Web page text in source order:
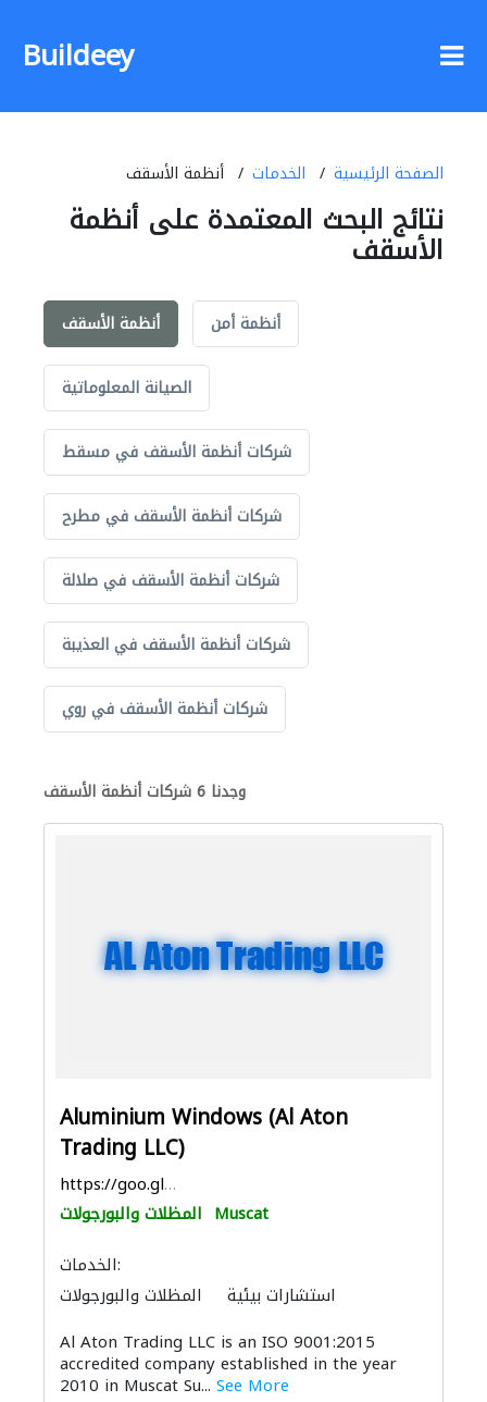
Buildeey
الصفحة الرئيسية الخدمات أنظمة الأسقف
نتائج البحث المعتمدة على أنظمة
الأسقف
أنظمة الأسقف أنظمة أمن
الصيانة المعلوماتية
شركات أنظمة الأسقف في مسقط
شركات أنظمة الأسقف في مطرح
شركات أنظمة الأسقف في صلالة
شركات أنظمة الأسقف في العذيبة
شركات أنظمة الأسقف في روي
وجدنا 6 شركات أنظمة الأسقف
Aluminium Windows (Al Aton
Trading LLC)
https://goo.gl/maps/npijk7EpJhifVQn76
المظلات والبورجولات Muscat
الخدمات:
المظلات والبورجولات
استشارات بيئية
المنيوم
Al Aton Trading LLC is an ISO 9001:2015
accredited company established in the year
2010 in Muscat Su... See More